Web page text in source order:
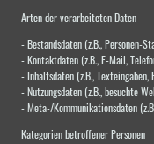
Arten der verarbeiteten Daten
- Bestandsdaten (z.B., Personen-
- Kontaktdaten (z.B., E-Mail,
- Inhaltsdaten (z.B., Texteingaben,
- Nutzungsdaten (z.B., besuchte
- Meta-/Kommunikationsdaten
Kategorien betroffener Personen